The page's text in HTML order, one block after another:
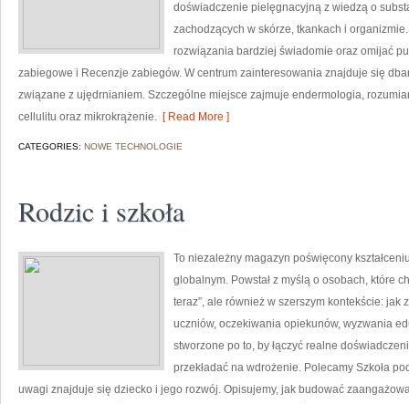
doświadczenie pielęgnacyjną z wiedzą o
zachodzących w skórze, tkankach i
rozwiązania bardziej świadomie oraz omijać
zabiegowe i Recenzje zabiegów. W centrum zainteresowania znajduje się
związane z ujędrnianiem. Szczególne miejsce zajmuje endermologia,
cellulitu oraz mikrokrążenie. [ Read More ]
CATEGORIES: NOWE TECHNOLOGIE
Rodzic i szkoła
To niezależny magazyn poświęcony
globalnym. Powstał z myślą o osobach, które
teraz”, ale również w szerszym kontekście: jak
uczniów, oczekiwania opiekunów, wyzwania
stworzone po to, by łączyć realne
przekładać na wdrożenie. Polecamy Szkoła
uwagi znajduje się dziecko i jego rozwój. Opisujemy, jak budować